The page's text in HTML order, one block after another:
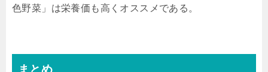
色野菜」は栄養価も高くオススメである。
まとめ